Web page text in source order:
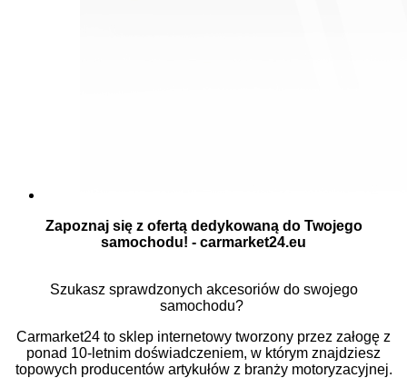
Zapoznaj się z ofertą dedykowaną do Twojego
samochodu! - carmarket24.eu
Szukasz sprawdzonych akcesoriów do swojego
samochodu?
Carmarket24 to sklep internetowy tworzony przez załogę z
ponad 10-letnim doświadczeniem, w którym znajdziesz
topowych producentów artykułów z branży motoryzacyjnej.